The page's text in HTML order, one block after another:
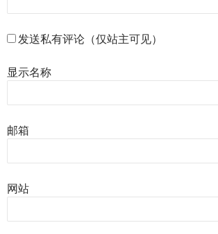
发送私有评论（仅站主可见）
显示名称
邮箱
网站